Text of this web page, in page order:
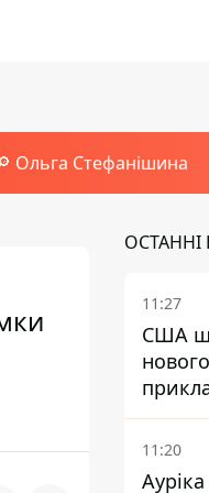
Ольга Стефанішина
11:27
США
11:20